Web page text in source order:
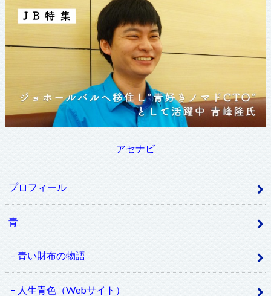
アセナビ
プロフィール
青
青い財布の物語
人生青色（Webサイト）